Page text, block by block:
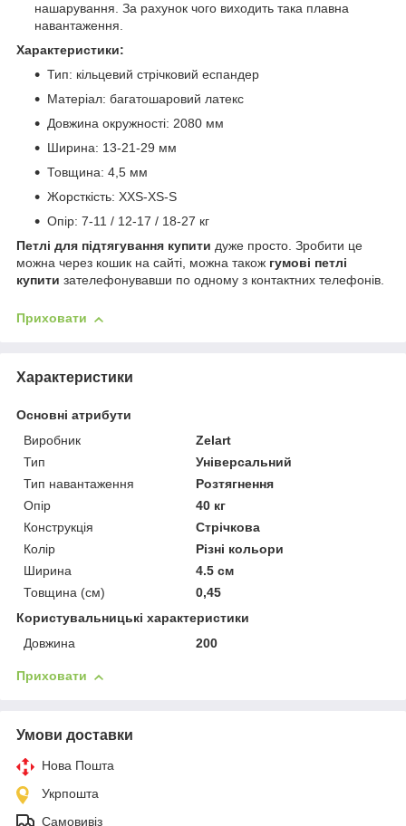
нашарування. За рахунок чого виходить така плавна
навантаження.
Характеристики:
Тип: кільцевий стрічковий еспандер
Матеріал: багатошаровий латекс
Довжина окружності: 2080 мм
Ширина: 13-21-29 мм
Товщина: 4,5 мм
Жорсткість: XXS-XS-S
Опір: 7-11 / 12-17 / 18-27 кг
Петлі для підтягування купити дуже просто. Зробити це
можна через кошик на сайті, можна також гумові петлі
купити зателефонувавши по одному з контактних телефонів.
Приховати
Характеристики
Основні атрибути
Виробник
Zelart
Тип
Універсальний
Тип навантаження
Розтягнення
Опір
40 кг
Конструкція
Стрічкова
Колір
Різні кольори
Ширина
4.5 см
Товщина (см)
0,45
Користувальницькі характеристики
Довжина
200
Приховати
Умови доставки
Нова Пошта
Укрпошта
Самовивіз